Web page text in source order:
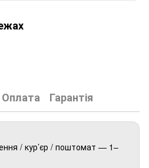
Оплата Гарантія
/ кур’єр / поштомат — 1–